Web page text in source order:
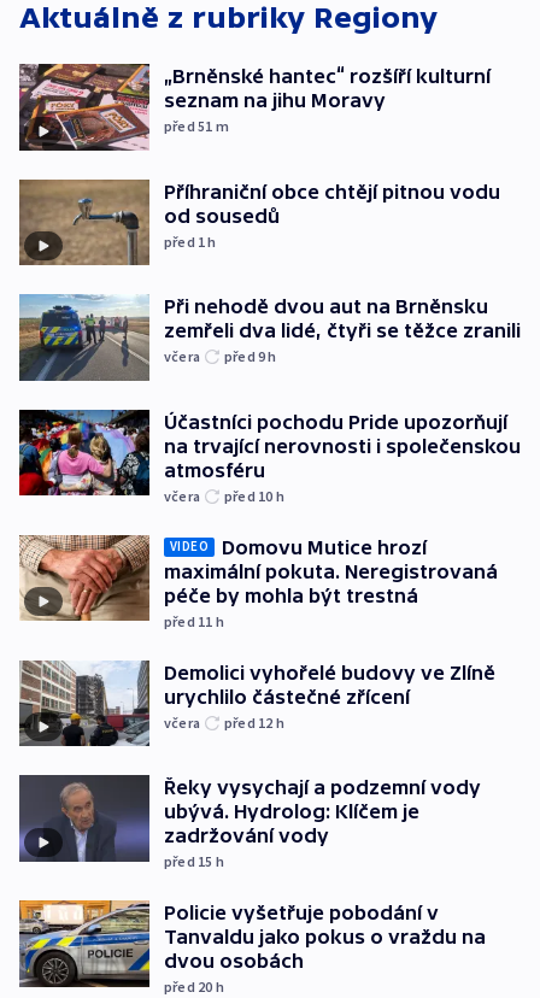
Aktuálně z rubriky Regiony
„Brněnské hantec“ rozšíří kulturní
seznam na jihu Moravy
před 51 m
Příhraniční obce chtějí pitnou vodu
od sousedů
před 1h
Při nehodě dvou aut na Brněnsku
zemřeli dva lidé, čtyři se těžce zranili
včera před 9h
Účastníci pochodu Pride upozorňují
na trvající nerovnosti i společenskou
atmosféru
včera před 10 h
VIDEO
Domovu Mutice hrozí
maximální pokuta. Neregistrovaná
péče by mohla být trestná
před 11 h
Demolici vyhořelé budovy ve Zlíně
urychlilo částečné zřícení
včera před 12 h
Řeky vysychají a podzemní vody
ubývá. Hydrolog: Klíčem je
zadržování vody
před 15 h
Policie vyšetřuje pobodání v
Tanvaldu jako pokus o vraždu na
dvou osobách
před 20 h